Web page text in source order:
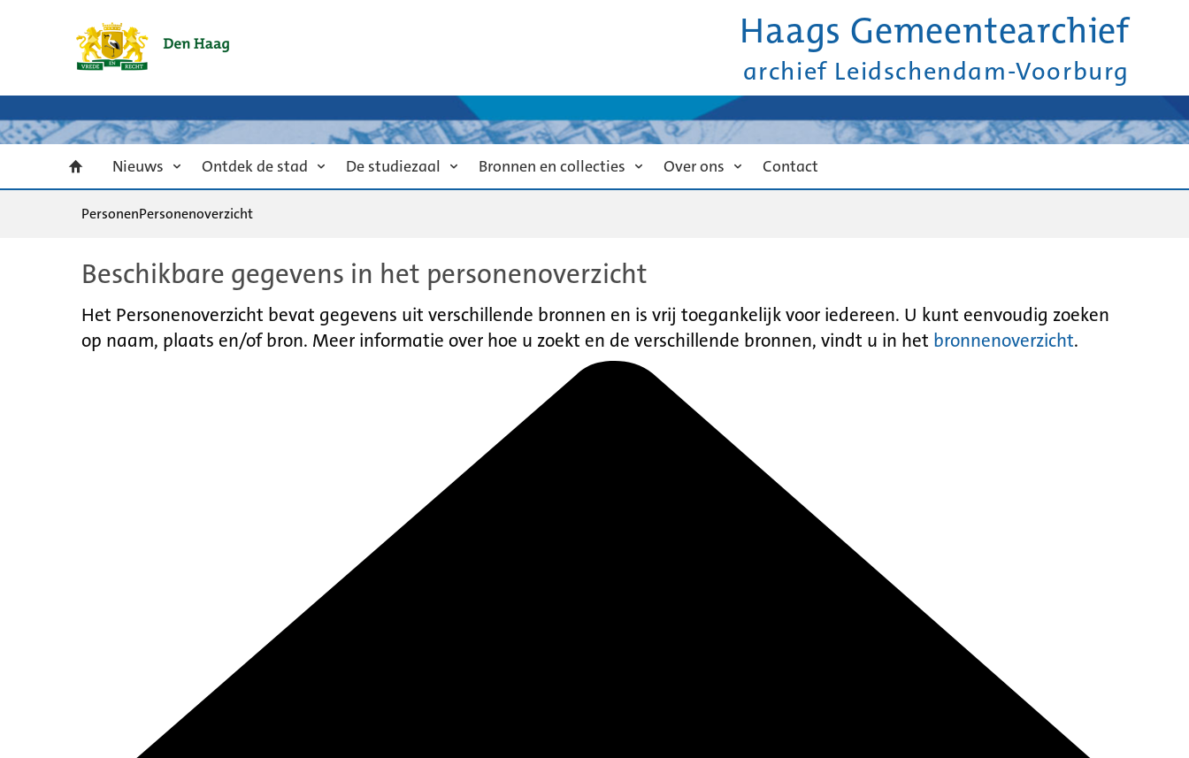
Haags Gemeentearchief
archief Leidschendam-Voorburg
Nieuws Ontdek de stad De studiezaal Bronnen en collecties Over ons Contact
PersonenPersonenoverzicht
Beschikbare gegevens in het personenoverzicht
Het Personenoverzicht bevat gegevens uit verschillende bronnen en is vrij toegankelijk voor iedereen. U kunt eenvoudig zoeken
op naam, plaats en/of bron. Meer informatie over hoe u zoekt en de verschillende bronnen, vindt u in het bronnenoverzicht.